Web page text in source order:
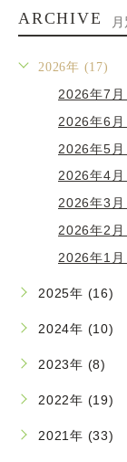
ARCHIVE
2026年 (17)
2026年7
2026年6
2026年5
2026年4
2026年3
2026年2
2026年1
2025年 (16)
2024年 (10)
2023年 (8)
2022年 (19)
2021年 (33)